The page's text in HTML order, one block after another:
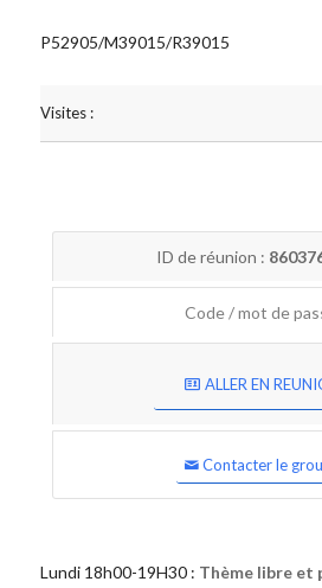
P52905/M39015/R39015
Visites :
ID de réunion :
Code / mot de
ALLER EN
Contacter le
Lundi 18h00-19H30 : Thème libre et